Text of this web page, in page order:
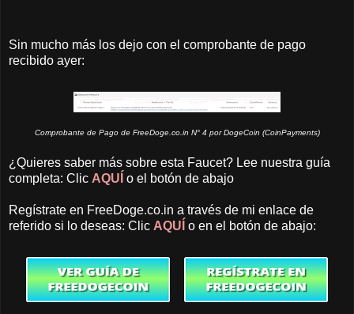
Sin mucho más los dejo con el comprobante de pago
recibido ayer:
Comprobante de Pago de FreeDoge.co.in N° 4 por DogeCoin (CoinPayments)
¿Quieres saber más sobre esta Faucet? Lee nuestra guía
completa: Clic AQUÍ o el botón de abajo
Regístrate en FreeDoge.co.in a través de mi enlace de
referido si lo deseas: Clic AQUÍ o en el botón de abajo: